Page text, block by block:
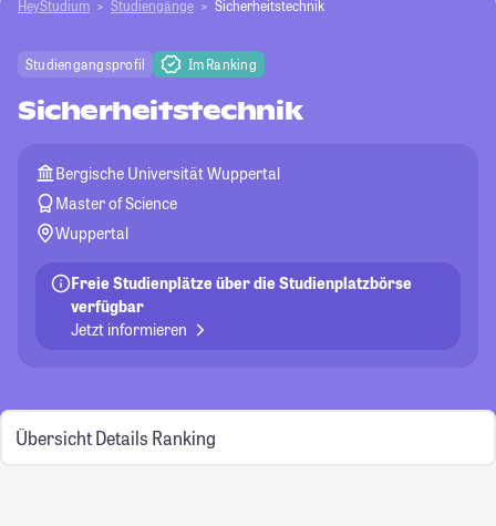
HeyStudium Studiengänge Sicherheitstechnik
Studiengangsprofil Im Ranking
Sicherheitstechnik
Bergische Universität Wuppertal
Master of Science
Wuppertal
Freie Studienplätze über die Studienplatzbörse
verfügbar
Jetzt informieren
Übersicht Details Ranking